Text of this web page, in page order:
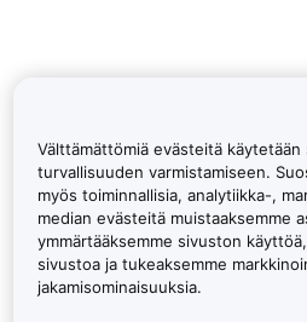
Välttämättömiä evästeitä
turvallisuuden varmistamiseen.
myös toiminnallisia, analytiikka-,
median evästeitä muistaaksemme
ymmärtääksemme sivuston
sivustoa ja tukeaksemme
jakamisominaisuuksia.